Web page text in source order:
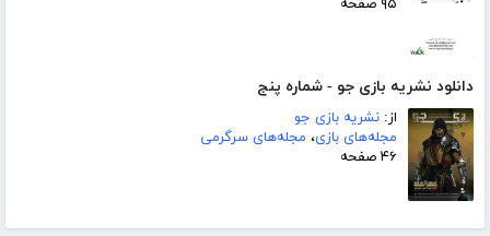
دانلود نشریه بازی جو - شماره پنج
از: نشریه بازی جو
مجله‌های بازی، مجله‌های سرگرمی
۴۶ صفحه